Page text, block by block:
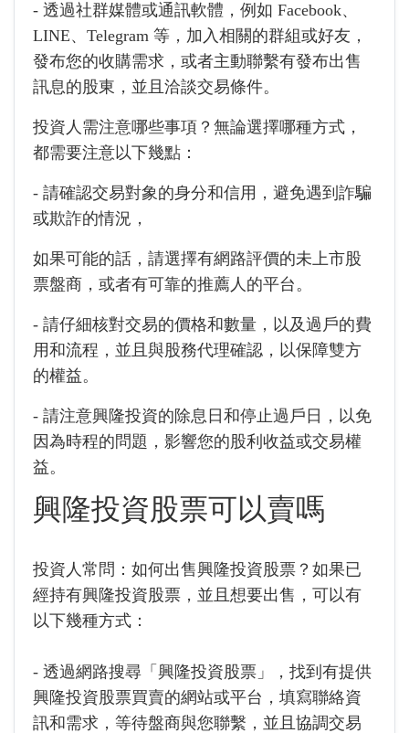
- 透過社群媒體或通訊軟體，例如 Facebook、
LINE、Telegram 等，加入相關的群組或好友，
發布您的收購需求，或者主動聯繫有發布出售
訊息的股東，並且洽談交易條件。
投資人需注意哪些事項？無論選擇哪種方式，
都需要注意以下幾點：
- 請確認交易對象的身分和信用，避免遇到詐騙
或欺詐的情況，
如果可能的話，請選擇有網路評價的未上市股
票盤商，或者有可靠的推薦人的平台。
- 請仔細核對交易的價格和數量，以及過戶的費
用和流程，並且與股務代理確認，以保障雙方
的權益。
- 請注意興隆投資的除息日和停止過戶日，以免
因為時程的問題，影響您的股利收益或交易權
益。
興隆投資股票可以賣嗎
投資人常問：如何出售興隆投資股票？如果已
經持有興隆投資股票，並且想要出售，可以有
以下幾種方式：
- 透過網路搜尋「興隆投資股票」，找到有提供
興隆投資股票買賣的網站或平台，填寫聯絡資
訊和需求，等待盤商與您聯繫，並且協調交易